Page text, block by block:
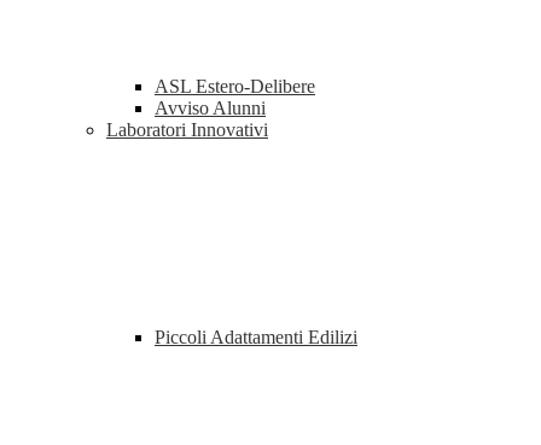
ASL Estero-Delibere
Avviso Alunni
Laboratori Innovativi
Piccoli Adattamenti Edilizi